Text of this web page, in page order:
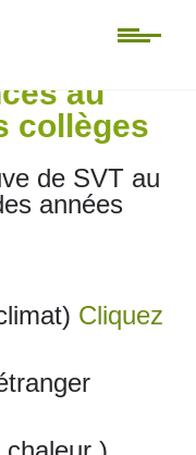
au
collèges
de SVT au
années
Cliquez